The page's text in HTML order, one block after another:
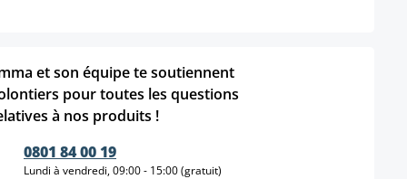
et son équipe te soutiennent
pour toutes les questions
à nos produits !
0801 84 00 19
Lundi à vendredi, 09:00 - 15:00 (gratuit)